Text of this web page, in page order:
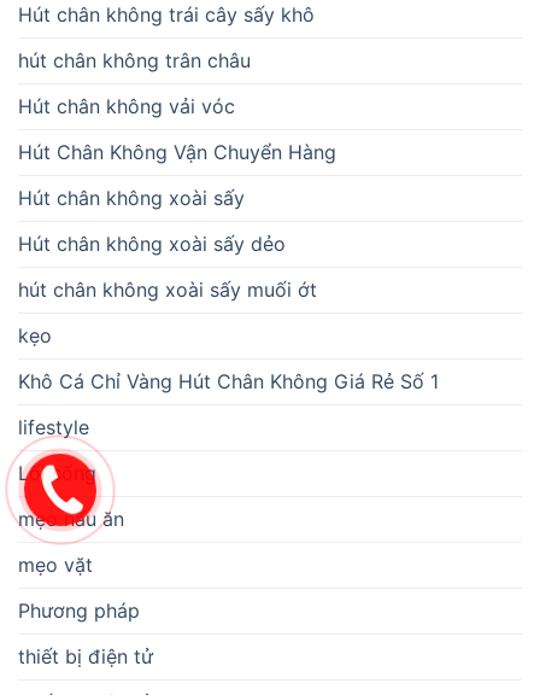
Hút chân không trái cây sấy khô
hút chân không trân châu
Hút chân không vải vóc
Hút Chân Không Vận Chuyển Hàng
Hút chân không xoài sấy
Hút chân không xoài sấy dẻo
hút chân không xoài sấy muối ớt
kẹo
Khô Cá Chỉ Vàng Hút Chân Không Giá Rẻ Số 1
lifestyle
Lối sống
mẹo nấu ăn
mẹo vặt
Phương pháp
thiết bị điện tử